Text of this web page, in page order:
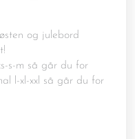
og julebord
s-m så går du for
l-xl-xxl så går du for